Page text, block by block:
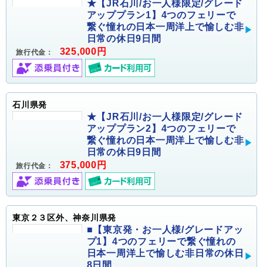
★【JR石川/お一人様限定/グレード
アッププラン1】4つのフェリーで
繋ぐ憧れの日本一周洋上で愉しむ非
日常の休日9日間
旅行代金： 325,000円
石川県発
★【JR石川/お一人様限定/グレード
アッププラン2】4つのフェリーで
繋ぐ憧れの日本一周洋上で愉しむ非
日常の休日9日間
旅行代金： 375,000円
東京２３区外、神奈川県発
■【東京発・お一人様/グレードアッ
プ1】4つのフェリーで繋ぐ憧れの
日本一周洋上で愉しむ非日常の休日
8日間